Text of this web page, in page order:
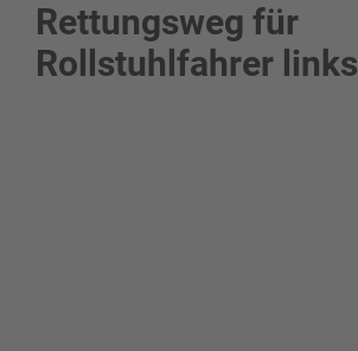
Rettungsweg für
Rollstuhlfahrer links